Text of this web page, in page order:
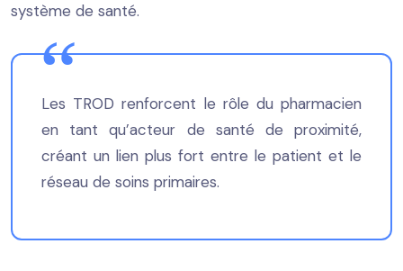
système de santé.
Les TROD renforcent le rôle du pharmacien
en tant qu’acteur de santé de proximité,
créant un lien plus fort entre le patient et le
réseau de soins primaires.